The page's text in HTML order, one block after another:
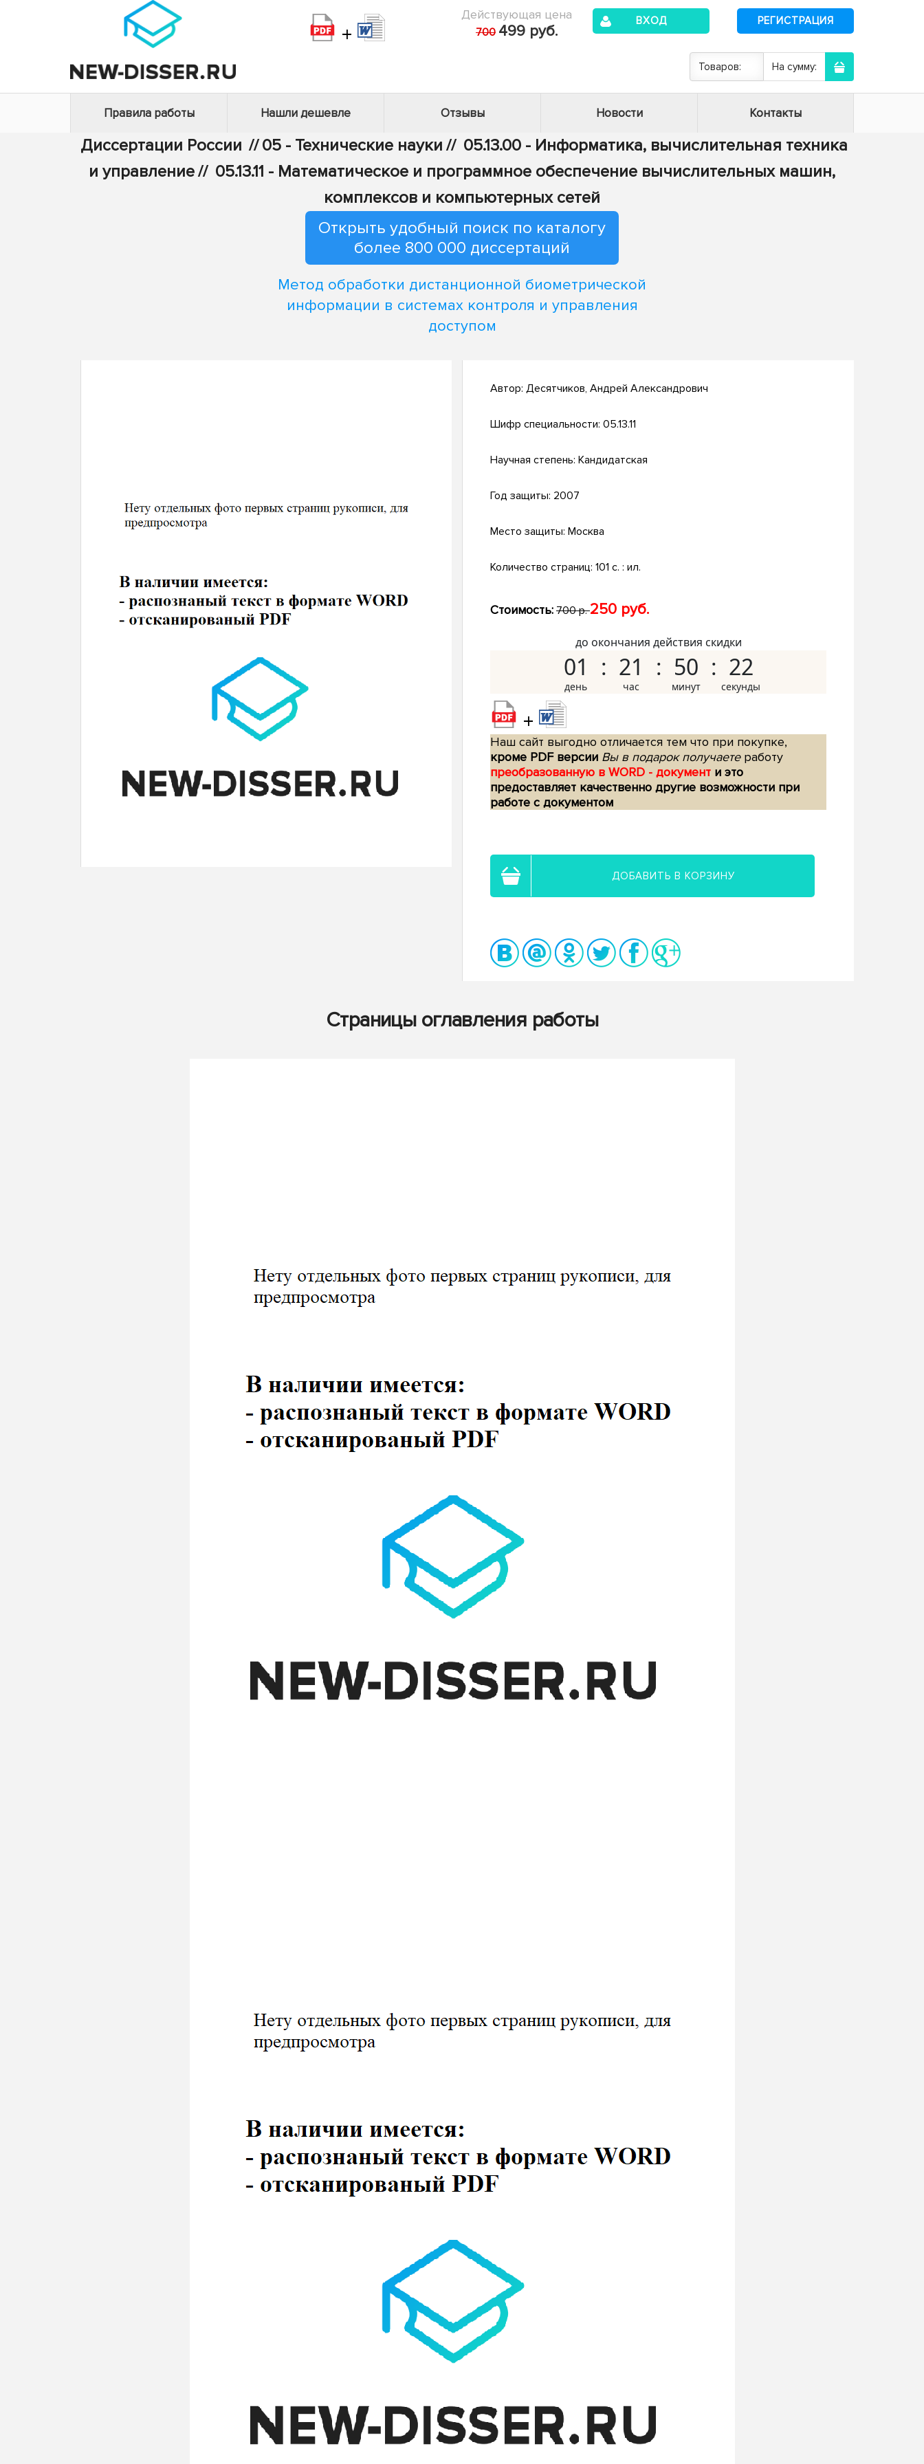
+
Действующая цена
700 499 руб.
ВХОД РЕГИСТРАЦИЯ
Товаров: На сумму:
Правила работы Нашли дешевле Отзывы Новости Контакты
Диссертации России // 05 - Технические науки // 05.13.00 - Информатика, вычислительная техника
и управление// 05.13.11 - Математическое и программное обеспечение вычислительных машин,
комплексов и компьютерных сетей
Открыть удобный поиск по каталогу
более 800 000 диссертаций
Метод обработки дистанционной биометрической
информации в системах контроля и управления
доступом
Автор: Десятчиков, Андрей Александрович
Шифр специальности: 05.13.11
Научная степень: Кандидатская
Год защиты: 2007
Место защиты: Москва
Количество страниц: 101 с. : ил.
Стоимость: 700 р.250 руб.
до окончания действия скидки
01 21 50 21
+
Наш сайт выгодно отличается тем что при покупке,
кроме PDF версии Вы в подарок получаетеработу
преобразованную в WORD - документ и это
предоставляет качественно другие возможности при
работе с документом
ДОБАВИТЬ В КОРЗИНУ
Страницы оглавления работы